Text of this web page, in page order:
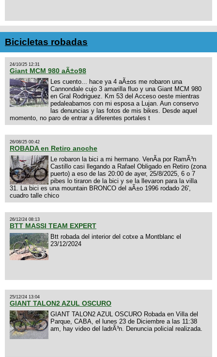
Bicicletas robadas
24/10/25 12:31
Giant MCM 980 aÃ±o98
Les cuento... hace ya 4 aÃ±os me robaron una
Cannondale cujo 3 amarilla fluo y una Giant MCM 980
en Gral Rodriguez. Km 53 del Acceso oeste mientras
pedaleabamos con mi esposa a Lujan. Aun conservo
las denuncias y las fotos de mis bikes. Desde aquel
momento, no paro de entrar a diferentes portales t
26/08/25 00:42
ROBADA en Retiro anoche
Le robaron la bici a mi hermano. VenÃ­a por RamÃ³n
Castillo casi llegando a Rafael Obligado en Retiro (zona
puerto) a eso de las 20:00 de ayer, 25/8/2025, 6 o 7
pibes lo tiraron de la bici y se la llevaron para la villa
31. La bici es una mountain BRONCO del aÃ±o 1996 rodado 26',
cuadro talle chico
26/12/24 08:13
BTT MASSI TEAM EXPERT
Btt robada del interior del cotxe a Montblanc el
23/12/2024
25/12/24 13:04
GIANT TALON2 AZUL OSCURO
GIANT TALON2 AZUL OSCURO Robada en Villa del
Parque, CABA, el lunes 23 de Diciembre a las 11:38
am, hay video del ladrÃ³n. Denuncia policial realizada.